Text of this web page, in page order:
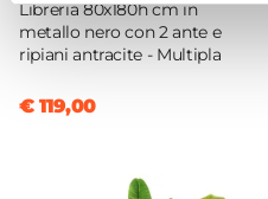
Fibra di legno
Materiale Piano
Finitura
Numero Ante
Libreria 80x180h cm in
metallo nero con 2 ante e
ripiani antracite - Multipla
€ 119,00